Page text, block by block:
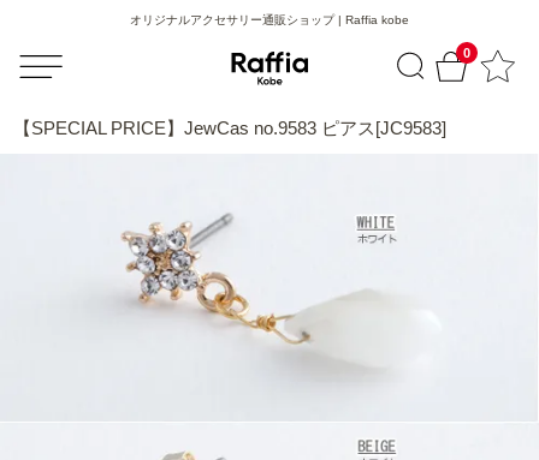
0
オリジナルアクセサリー通販ショップ | Raffia kobe
【SPECIAL PRICE】JewCas no.9583 ピアス[JC9583]